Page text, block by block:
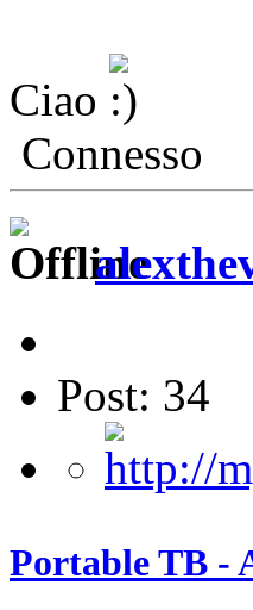
Ciao
Connesso
Post: 34
Portable TB -